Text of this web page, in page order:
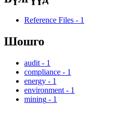
Reference Files - 1
Шошго
audit - 1
compliance - 1
energy - 1
environment - 1
mining - 1